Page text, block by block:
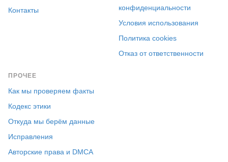
Контакты
конфиденциальности
Условия использования
Политика cookies
Отказ от ответственности
ПРОЧЕЕ
Как мы проверяем факты
Кодекс этики
Откуда мы берём данные
Исправления
Авторские права и DMCA